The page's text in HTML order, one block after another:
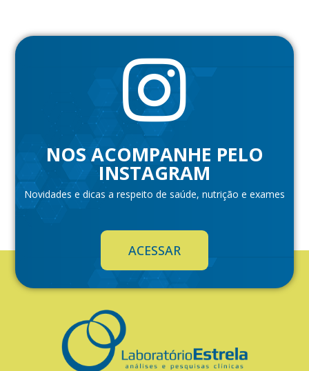
NOS ACOMPANHE PELO
INSTAGRAM
Novidades e dicas a respeito de saúde, nutrição e exames
ACESSAR